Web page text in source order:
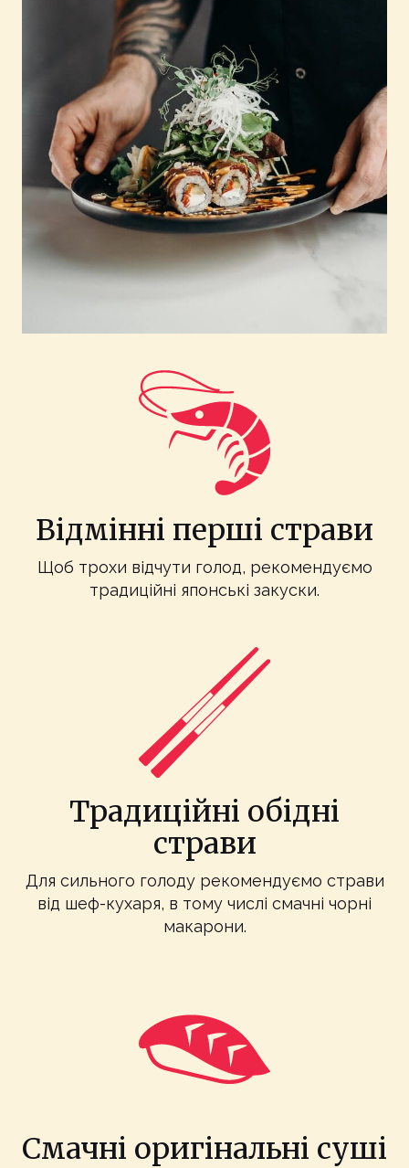
Відмінні перші страви
Щоб трохи відчути голод, рекомендуємо
традиційні японські закуски.
Традиційні обідні
страви
Для сильного голоду рекомендуємо страви
від шеф-кухаря, в тому числі смачні чорні
макарони.
Смачні оригінальні суші